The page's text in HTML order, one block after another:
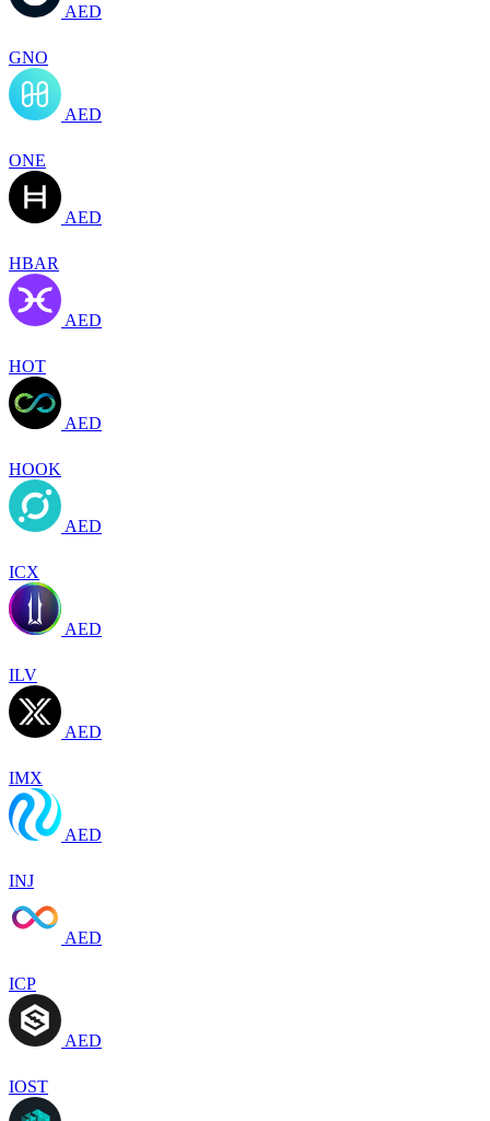
AED
GNO
AED
ONE
AED
HBAR
AED
HOT
AED
HOOK
AED
ICX
AED
ILV
AED
IMX
AED
INJ
AED
ICP
AED
IOST